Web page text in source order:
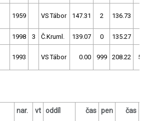
1959 VS Tábor 147.31 2 136.73
1998 3 Č.Kruml. 139.07 0 135.27
1993 VS Tábor 0.00 999 208.22 58
nar. vt oddíl čas pen čas